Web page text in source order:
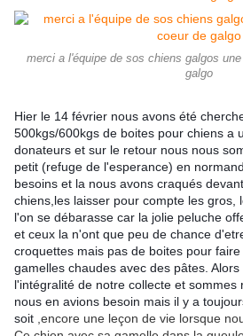
merci a l'équipe de sos chiens galgos
galgo
Hier le 14 février nous avons été
500kgs/600kgs de boites pour chiens a
donateurs et sur le retour nous nous
petit (refuge de l'esperance) en
besoins et la nous avons craqués
chiens,les laisser pour compte les gros,
l'on se débarasse car la jolie peluche
et ceux la n'ont que peu de chance
croquettes mais pas de boites pour
gamelles chaudes avec des pâtes.
l'intégralité de notre collecte et sommes
nous en avions besoin mais il y a
soit ,encore une leçon de vie lorsque